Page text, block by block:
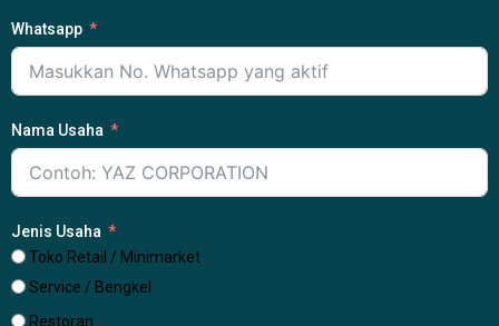
Whatsapp
Nama Usaha
Jenis Usaha
Toko Retail / Minimarket
Service / Bengkel
Restoran